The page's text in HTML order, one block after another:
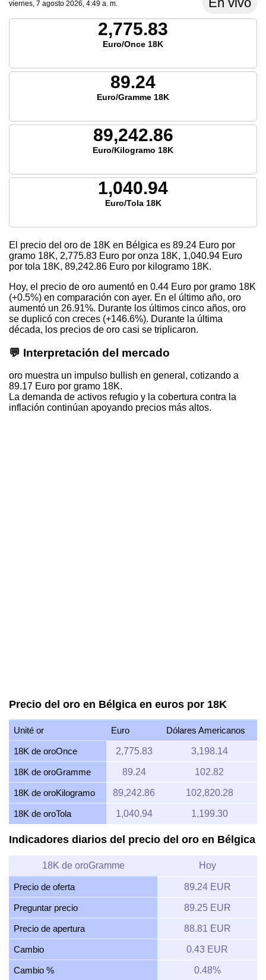
viernes, 7 agosto 2026, 4:49 a. m.
2,775.83
Euro/Once 18K
89.24
Euro/Gramme 18K
89,242.86
Euro/Kilogramo 18K
1,040.94
Euro/Tola 18K
El precio del oro de 18K en Bélgica es 89.24 Euro por
gramo 18K, 2,775.83 Euro por onza 18K, 1,040.94 Euro
por tola 18K, 89,242.86 Euro por kilogramo 18K.
Hoy, el precio de oro aumentó en 0.44 Euro por gramo 18K
(+0.5%) en comparación con ayer. En el último año, oro
aumentó un 26.91%. Durante los últimos cinco años, oro
se duplicó con creces (+146.6%). Durante la última
década, los precios de oro casi se triplicaron.
💬 Interpretación del mercado
oro muestra un impulso bullish en general, cotizando a
89.17 Euro por gramo 18K.
La demanda de activos refugio y la cobertura contra la
inflación continúan apoyando precios más altos.
Precio del oro en Bélgica en euros por 18K
Unité or Euro Dólares Americanos
18K de oroOnce 2,775.83 3,198.14
18K de oroGramme 89.24 102.82
18K de oroKilogramo 89,242.86 102,820.28
18K de oroTola 1,040.94 1,199.30
Indicadores diarios del precio del oro en Bélgica
18K de oroGramme Hoy
Precio de oferta 89.24 EUR
Preguntar precio 89.25 EUR
Precio de apertura 88.81 EUR
Cambio 0.43 EUR
Cambio % 0.48%